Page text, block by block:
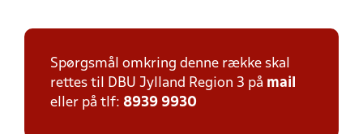
Spørgsmål omkring denne række skal
rettes til DBU Jylland Region 3 på mail
eller på tlf: 8939 9930